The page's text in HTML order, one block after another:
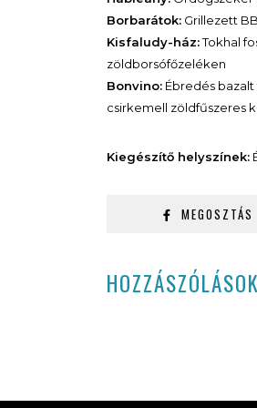
Borbarátok: Grillezett
Kisfaludy-ház:Tokhal
zöldborsófőzeléken
Bonvino: Ébredés
csirkemell zöldfűszeres
Kiegészítő helyszínek:
MEGOSZTÁS
HOZZÁSZÓLÁSOK